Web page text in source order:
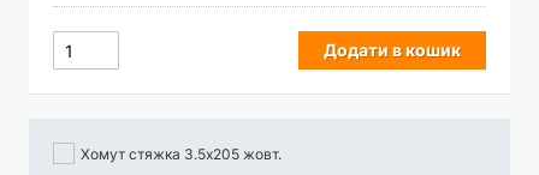
Додати в кошик
Хомут стяжка 3.5х205 жовт.